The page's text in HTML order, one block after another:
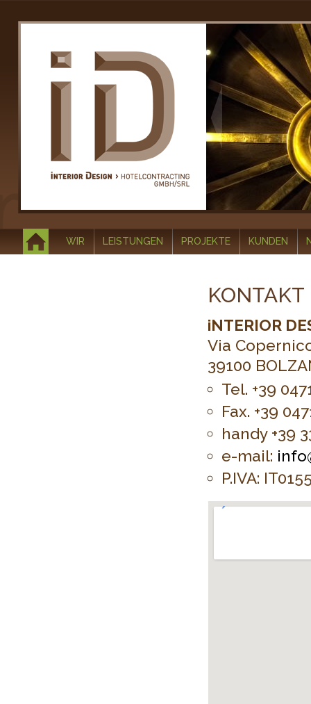
WIR LEISTUNGEN PROJEKTE KUNDEN
KONTAKT
iNTERIOR
Via
39100
Tel. +39
Fax. +39
handy +39
e-mail:
P.IVA: